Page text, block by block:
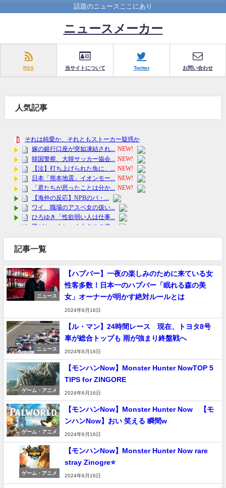
話題のニュースここにあり
ニュースメーカー
RSS 当サイトについて Twitter お問い合わせ
人気記事
記事一覧
ニュース
【ハプバー】一夜の楽しみのために来ている女
性客多数！日本一のハプバー「眠れる森の美
女」オーナーが明かす絶対ルールとは
2024年6月16日
ニュース
【ル・マン】24時間レース 現在、トヨタ8号
車が総合トップも 雨が強まり終盤戦へ
2024年6月16日
ゲーム・アニメ
【モンハンNow】Monster Hunter NowTOP 5
TIPS for ZINGORE
2024年6月16日
ゲーム・アニメ
【モンハンNow】Monster Hunter Now 【モ
ンハンNow】おい 笑える 瞬間w
2024年6月16日
ゲーム・アニメ
【モンハンNow】Monster Hunter Now rare
stray Zinogre⭐
2024年6月16日